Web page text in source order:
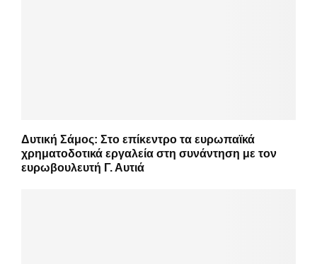
Δυτική Σάμος: Στο επίκεντρο τα ευρωπαϊκά
χρηματοδοτικά εργαλεία στη συνάντηση με τον
ευρωβουλευτή Γ. Αυτιά